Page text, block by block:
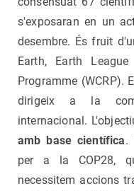
s'exposaran en un
desembre. És fruit
Earth, Earth
Programme (WCRP).
dirigeix a la
internacional.
amb base científica.
per a la COP28,
necessitem accions